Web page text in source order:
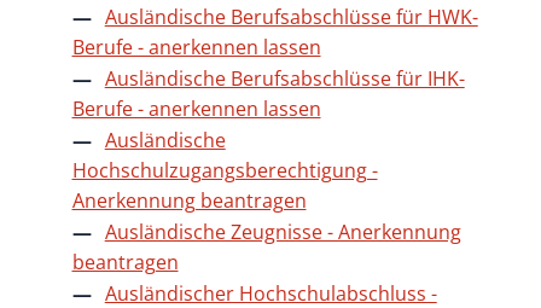
Ausländische Berufsabschlüsse für HWK-
Berufe - anerkennen lassen
Ausländische Berufsabschlüsse für IHK-
Berufe - anerkennen lassen
Ausländische
Hochschulzugangsberechtigung -
Anerkennung beantragen
Ausländische Zeugnisse - Anerkennung
beantragen
Ausländischer Hochschulabschluss -